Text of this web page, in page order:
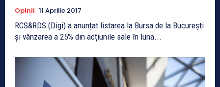
Opinii 11 Aprilie 2017
RCS&RDS (Digi) a anunțat listarea la Bursa de la București
și vânzarea a 25% din acțiunile sale în luna...